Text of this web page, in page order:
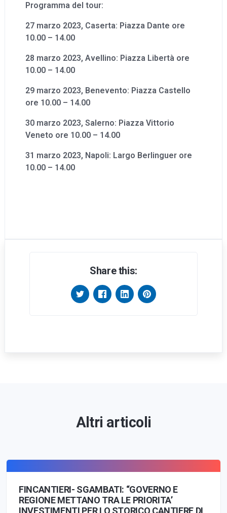
Programma del tour:
27 marzo 2023, Caserta: Piazza Dante ore
10.00 – 14.00
28 marzo 2023, Avellino: Piazza Libertà ore
10.00 – 14.00
29 marzo 2023, Benevento: Piazza Castello
ore 10.00 – 14.00
30 marzo 2023, Salerno: Piazza Vittorio
Veneto ore 10.00 – 14.00
31 marzo 2023, Napoli: Largo Berlinguer ore
10.00 – 14.00
Share this:
Altri articoli
FINCANTIERI- SGAMBATI: “GOVERNO E
REGIONE METTANO TRA LE PRIORITA’
INVESTIMENTI PER LO STORICO CANTIERE DI